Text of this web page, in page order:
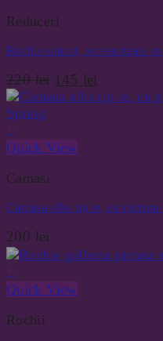
Reduceri
Rochie unicat, accesorizata
220lei Prețul
inițial
220 lei.
145 lei
curent
Quick View
Camasi
Camasa alba tip ie, cu
200 lei
Quick View
Rochii